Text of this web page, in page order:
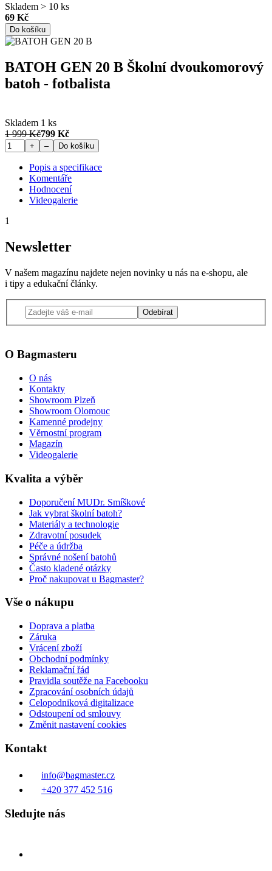
Skladem > 10 ks
69 Kč
Do košíku
BATOH GEN 20 B Školní dvoukomorový
batoh - fotbalista
Skladem 1 ks
1 999 Kč799 Kč
+ – Do košíku
Popis a specifikace
Komentáře
Hodnocení
Videogalerie
1
Newsletter
V našem magazínu najdete nejen novinky u nás na e-shopu, ale
i tipy a edukační články.
Odebírat
O Bagmasteru
O nás
Kontakty
Showroom Plzeň
Showroom Olomouc
Kamenné prodejny
Věrnostní program
Magazín
Videogalerie
Kvalita a výběr
Doporučení MUDr. Smíškové
Jak vybrat školní batoh?
Materiály a technologie
Zdravotní posudek
Péče a údržba
Správné nošení batohů
Často kladené otázky
Proč nakupovat u Bagmaster?
Vše o nákupu
Doprava a platba
Záruka
Vrácení zboží
Obchodní podmínky
Reklamační řád
Pravidla soutěže na Facebooku
Zpracování osobních údajů
Celopodniková digitalizace
Odstoupení od smlouvy
Změnit nastavení cookies
Kontakt
info@bagmaster.cz
+420 377 452 516
Sledujte nás